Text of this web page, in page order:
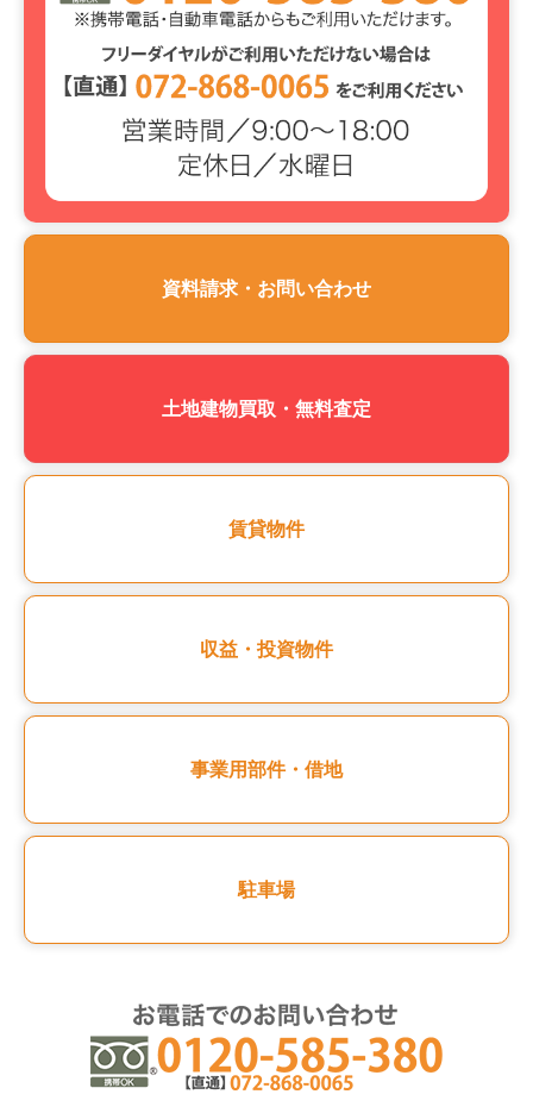
資料請求・お問い合わせ
土地建物買取・無料査定
賃貸物件
収益・投資物件
事業用部件・借地
駐車場